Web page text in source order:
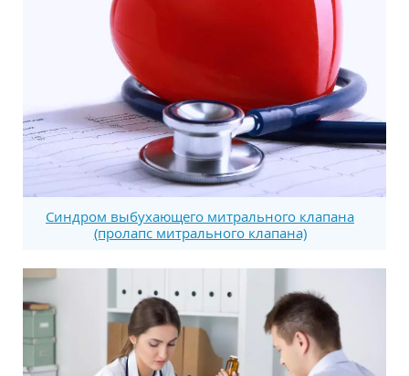
Синдром выбухающего митрального клапана
(пролапс митрального клапана)